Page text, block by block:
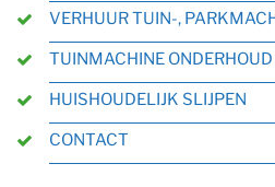
VERHUUR TUIN-,
TUINMACHINE ONDERHOUD
HUISHOUDELIJK SLIJPEN
CONTACT